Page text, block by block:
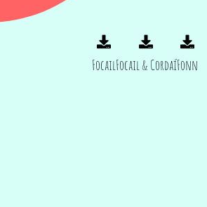
FocailFocail & CordaíFonn